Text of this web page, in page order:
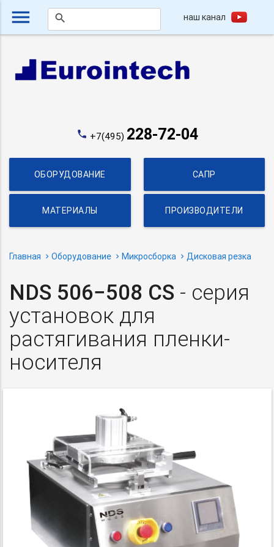
menu search наш канал
phone +7(495) 228-72-04
ОБОРУДОВАНИЕ САПР
МАТЕРИАЛЫ ПРОИЗВОДИТЕЛИ
Главная Оборудование Микросборка Дисковая резка
NDS 506−508 CS - серия
установок для
растягивания пленки-
носителя